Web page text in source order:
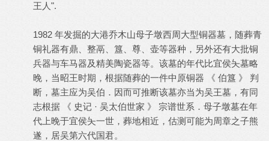
王人".
1982 年发掘的大港乔木山母子墩西周大型铜器墓，随葬青
铜礼器有鼎、整鬲、簋、尊、壶等器种，另外还有大批铜
兵器与车马器及精美陶瓷器等。该墓的年代比宜侯夨墓略
晚，当昭王时期，根据随葬的一件中原铜器 《 伯簋 》 判
断，墓主应为吴伯．因而可推断该墓亦当为吴王墓，有同
志根据 《 史记 · 吴太伯世家 》 宗谱世系．母子墩墓在年
代上晚于宜侯夨一世，葬地相近，估测可能为周章之子熊
遂，居吴第六代国君。